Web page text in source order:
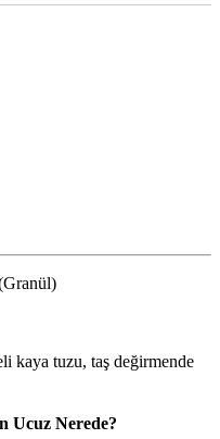
tuzu, taş değirmende
Ucuz Nerede?